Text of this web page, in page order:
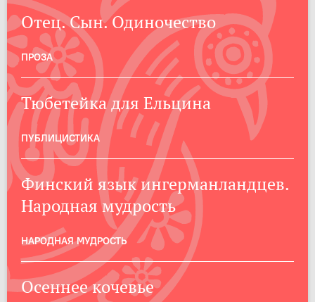
Отец. Сын. Одиночество
ПРОЗА
Тюбетейка для Ельцина
ПУБЛИЦИСТИКА
Финский язык ингерманландцев.
Народная мудрость
НАРОДНАЯ МУДРОСТЬ
Осеннее кочевье